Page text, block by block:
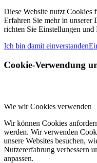
Diese Website nutzt Cookies
Erfahren Sie mehr in unserer
richten Sie Einstellungen und
Ich bin damit einverstanden
Cookie-Verwendung
Wie wir Cookies verwenden
Wir können Cookies
werden. Wir verwenden
unsere Websites besuchen,
Nutzererfahrung verbessern
anpassen.